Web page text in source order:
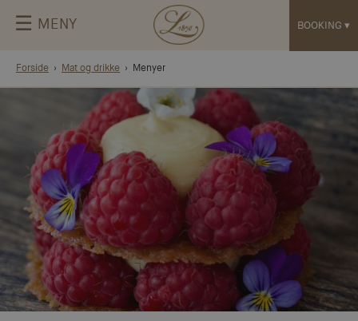
☰ MENY BOOKING ▾
Forside Mat og drikke Menyer